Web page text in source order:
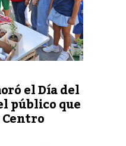
el Día del
público que